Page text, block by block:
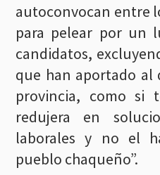
autoconvocan entre
para pelear por un
candidatos,
que han aportado al
provincia, como si
redujera en
laborales y no el
pueblo chaqueño”.